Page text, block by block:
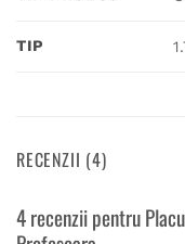
TIP
RECENZII (4)
4 recenzii pentru